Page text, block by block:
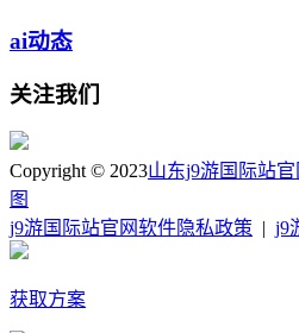
ai动态
关注我们
Copyright © 2023山东j9游国际站
图
j9游国际站官网软件隐私政策 | j9
获取方案